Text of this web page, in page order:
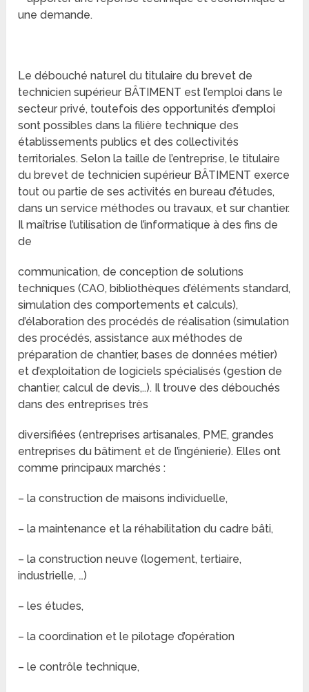
une demande.
Le débouché naturel du titulaire du brevet de
technicien supérieur BÂTIMENT est l’emploi dans le
secteur privé, toutefois des opportunités d’emploi
sont possibles dans la filière technique des
établissements publics et des collectivités
territoriales. Selon la taille de l’entreprise, le titulaire
du brevet de technicien supérieur BÂTIMENT exerce
tout ou partie de ses activités en bureau d’études,
dans un service méthodes ou travaux, et sur chantier.
Il maîtrise l’utilisation de l’informatique à des fins de
de
communication, de conception de solutions
techniques (CAO, bibliothèques d’éléments standard,
simulation des comportements et calculs),
d’élaboration des procédés de réalisation (simulation
des procédés, assistance aux méthodes de
préparation de chantier, bases de données métier)
et d’exploitation de logiciels spécialisés (gestion de
chantier, calcul de devis,..). Il trouve des débouchés
dans des entreprises très
diversifiées (entreprises artisanales, PME, grandes
entreprises du bâtiment et de l’ingénierie). Elles ont
comme principaux marchés :
– la construction de maisons individuelle,
– la maintenance et la réhabilitation du cadre bâti,
– la construction neuve (logement, tertiaire,
industrielle, …)
– les études,
– la coordination et le pilotage d’opération
– le contrôle technique,